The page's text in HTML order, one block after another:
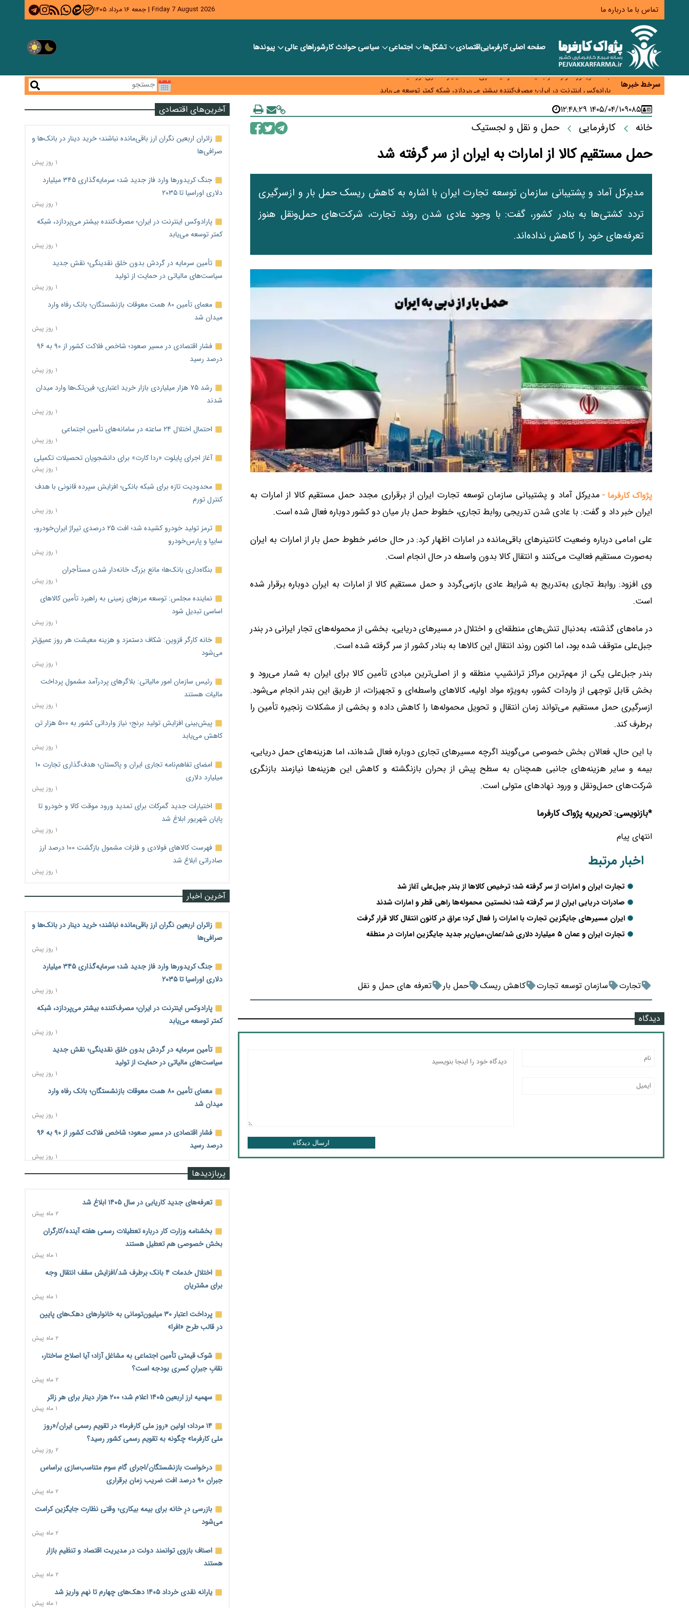
تماس با ما درباره ما Friday 7 August 2026
| جمعه ۱۶ مرداد ۱۴۰۵
صفحه اصلیکارفرماییاقتصادی تشکل‌ها اجتماعی سیاسیحوادث کارشورا‎های عالی پیوندها
سرخط خبرها
زائران اربعین نگران ارز باقی‌مانده نباشند؛ خرید دینار در بانک‌ها و صرافی‌ها
پارادوکس اینترنت در ایران؛ مصرف‌کننده بیشتر می‌پردازد، شبکه کمتر توسعه می‌یابد
معمای تأمین ۸۰ همت معوقات بازنشستگان؛ بانک رفاه وارد میدان شد
۹۰۸۵۱۴۰۵/۰۴/۱۰ ۱۲:۴۸:۲۹
خانه کارفرمایی حمل و نقل و لجستیک
حمل مستقیم کالا از امارات به ایران از سر گرفته شد
مدیرکل آماد و پشتیبانی سازمان توسعه تجارت ایران با اشاره به کاهش ریسک حمل بار و ازسرگیری
تردد کشتی‌ها به بنادر کشور، گفت: با وجود عادی شدن روند تجارت، شرکت‌های حمل‌ونقل هنوز
تعرفه‌های خود را کاهش نداده‌اند.
پژواک کارفرما - مدیرکل آماد و پشتیبانی سازمان توسعه تجارت ایران از برقراری مجدد حمل مستقیم کالا از امارات به
ایران خبر داد و گفت: با عادی شدن تدریجی روابط تجاری، خطوط حمل بار میان دو کشور دوباره فعال شده است.
علی امامی درباره وضعیت کانتینرهای باقی‌مانده در امارات اظهار کرد: در حال حاضر خطوط حمل بار از امارات به ایران
به‌صورت مستقیم فعالیت می‌کنند و انتقال کالا بدون واسطه در حال انجام است.
وی افزود: روابط تجاری به‌تدریج به شرایط عادی بازمی‌گردد و حمل مستقیم کالا از امارات به ایران دوباره برقرار شده
است.
در ماه‌های گذشته، به‌دنبال تنش‌های منطقه‌ای و اختلال در مسیرهای دریایی، بخشی از محموله‌های تجار ایرانی در بندر
جبل‌علی متوقف شده بود، اما اکنون روند انتقال این کالاها به بنادر کشور از سر گرفته شده است.
بندر جبل‌علی یکی از مهم‌ترین مراکز ترانشیپ منطقه و از اصلی‌ترین مبادی تأمین کالا برای ایران به شمار می‌رود و
بخش قابل توجهی از واردات کشور، به‌ویژه مواد اولیه، کالاهای واسطه‌ای و تجهیزات، از طریق این بندر انجام می‌شود.
ازسرگیری حمل مستقیم می‌تواند زمان انتقال و تحویل محموله‌ها را کاهش داده و بخشی از مشکلات زنجیره تأمین را
برطرف کند.
با این حال، فعالان بخش خصوصی می‌گویند اگرچه مسیرهای تجاری دوباره فعال شده‌اند، اما هزینه‌های حمل دریایی،
بیمه و سایر هزینه‌های جانبی همچنان به سطح پیش از بحران بازنگشته و کاهش این هزینه‌ها نیازمند بازنگری
شرکت‌های حمل‌ونقل و ورود نهادهای متولی است.
*بازنویسی: تحریریه پژواک کارفرما
انتهای پیام
اخبار مرتبط
تجارت ایران و امارات از سر گرفته شد؛ ترخیص کالاها از بندر جبل‌علی آغاز شد
صادرات دریایی ایران از سر گرفته شد؛ نخستین محموله‌ها راهی قطر و امارات شدند
ایران مسیرهای جایگزین تجارت با امارات را فعال کرد؛ عراق در کانون انتقال کالا قرار گرفت
تجارت ایران و عمان ۵ میلیارد دلاری شد/عمان،میان‌بر جدید جایگزین امارات در منطقه
تجارت سازمان توسعه تجارت کاهش ریسک حمل بار تعرفه های حمل و نقل
دیدگاه
ارسال دیدگاه
آخرین‌های اقتصادی
زائران اربعین نگران ارز باقی‌مانده نباشند؛ خرید دینار در بانک‌ها و
صرافی‌ها
۱ روز پیش
جنگ کریدورها وارد فاز جدید شد؛ سرمایه‌گذاری ۳۴۵ میلیارد
دلاری اوراسیا تا ۲۰۳۵
۱ روز پیش
پارادوکس اینترنت در ایران؛ مصرف‌کننده بیشتر می‌پردازد، شبکه
کمتر توسعه می‌یابد
۱ روز پیش
تأمین سرمایه در گردش بدون خلق نقدینگی؛ نقش جدید
سیاست‌های مالیاتی در حمایت از تولید
۱ روز پیش
معمای تأمین ۸۰ همت معوقات بازنشستگان؛ بانک رفاه وارد
میدان شد
۱ روز پیش
فشار اقتصادی در مسیر صعود؛ شاخص فلاکت کشور از ۹۰ به ۹۶
درصد رسید
۱ روز پیش
رشد ۷۵ هزار میلیاردی بازار خرید اعتباری؛ فین‌تک‌ها وارد میدان
شدند
۱ روز پیش
احتمال اختلال ۲۴ ساعته در سامانه‌های تأمین اجتماعی
۱ روز پیش
آغاز اجرای پایلوت «ردا کارت» برای دانشجویان تحصیلات تکمیلی
۱ روز پیش
محدودیت تازه برای شبکه بانکی؛ افزایش سپرده قانونی با هدف
کنترل تورم
۱ روز پیش
ترمز تولید خودرو کشیده شد؛ افت ۲۵ درصدی تیراژ ایران‌خودرو،
سایپا و پارس‌خودرو
۱ روز پیش
بنگاه‌داری بانک‌ها؛ مانع بزرگ خانه‌دار شدن مستأجران
۱ روز پیش
نماینده مجلس: توسعه مرزهای زمینی به راهبرد تأمین کالاهای
اساسی تبدیل شود
۱ روز پیش
خانه کارگر قزوین: شکاف دستمزد و هزینه معیشت هر روز عمیق‌تر
می‌شود
۱ روز پیش
رئیس سازمان امور مالیاتی: بلاگرهای پردرآمد مشمول پرداخت
مالیات هستند
۱ روز پیش
پیش‌بینی افزایش تولید برنج؛ نیاز وارداتی کشور به ۵۰۰ هزار تن
کاهش می‌یابد
۱ روز پیش
امضای تفاهم‌نامه تجاری ایران و پاکستان؛ هدف‌گذاری تجارت ۱۰
میلیارد دلاری
۱ روز پیش
اختیارات جدید گمرکات برای تمدید ورود موقت کالا و خودرو تا
پایان شهریور ابلاغ شد
۱ روز پیش
فهرست کالاهای فولادی و فلزات مشمول بازگشت ۱۰۰ درصد ارز
صادراتی ابلاغ شد
۱ روز پیش
آخرین اخبار
زائران اربعین نگران ارز باقی‌مانده نباشند؛ خرید دینار در بانک‌ها و
صرافی‌ها
۱ روز پیش
جنگ کریدورها وارد فاز جدید شد؛ سرمایه‌گذاری ۳۴۵ میلیارد
دلاری اوراسیا تا ۲۰۳۵
۱ روز پیش
پارادوکس اینترنت در ایران؛ مصرف‌کننده بیشتر می‌پردازد، شبکه
کمتر توسعه می‌یابد
۱ روز پیش
تأمین سرمایه در گردش بدون خلق نقدینگی؛ نقش جدید
سیاست‌های مالیاتی در حمایت از تولید
۱ روز پیش
معمای تأمین ۸۰ همت معوقات بازنشستگان؛ بانک رفاه وارد
میدان شد
۱ روز پیش
فشار اقتصادی در مسیر صعود؛ شاخص فلاکت کشور از ۹۰ به ۹۶
درصد رسید
۱ روز پیش
رشد ۷۵ هزار میلیاردی بازار خرید اعتباری؛ فین‌تک‌ها وارد میدان
۱ روز پیش
آغاز اجرای پایلوت «ردا کارت» برای دانشجویان تحصیلات تکمیلی
۱ روز پیش
محدودیت تازه برای شبکه بانکی؛ افزایش سپرده قانونی با هدف
کنترل تورم
۱ روز پیش
ترمز تولید خودرو کشیده شد؛ افت ۲۵ درصدی تیراژ ایران‌خودرو،
سایپا و پارس‌خودرو
۱ روز پیش
بنگاه‌داری بانک‌ها؛ مانع بزرگ خانه‌دار شدن مستأجران
نماینده مجلس: توسعه مرزهای زمینی به راهبرد تأمین کالاهای
اساسی تبدیل شود
۱ روز پیش
خانه کارگر قزوین: شکاف دستمزد و هزینه معیشت هر روز عمیق‌تر
می‌شود
۱ روز پیش
رئیس سازمان امور مالیاتی: بلاگرهای پردرآمد مشمول پرداخت
مالیات هستند
۱ روز پیش
پیش‌بینی افزایش تولید برنج؛ نیاز وارداتی کشور به ۵۰۰ هزار تن
کاهش می‌یابد
۱ روز پیش
میلیارد دلاری
۱ روز پیش
اختیارات جدید گمرکات برای تمدید ورود موقت کالا و خودرو تا
پربازدیدها
تعرفه‌های جدید کاریابی در سال ۱۴۰۵ ابلاغ شد
۲ ماه پیش
بخشنامه وزارت کار درباره تعطیلات رسمی هفته آینده/کارگران
بخش خصوصی هم تعطیل هستند
۱ ماه پیش
اختلال خدمات ۴ بانک برطرف شد/افزایش سقف انتقال وجه
برای مشتریان
۱ ماه پیش
پرداخت اعتبار ۳۰ میلیون‌تومانی به خانوارهای دهک‌های پایین
در قالب طرح «افرا»
۲ ماه پیش
شوک قیمتی تأمین اجتماعی به مشاغل آزاد؛ آیا اصلاح ساختار،
نقابِ جبرانِ کسری بودجه است؟
۲ ماه پیش
سهمیه ارز اربعین ۱۴۰۵ اعلام شد؛ ۲۰۰ هزار دینار برای هر زائر
۱ ماه پیش
۱۴ مرداد؛ اولین «روز ملی کارفرما» در تقویم رسمی ایران/«روز
ملی کارفرما» چگونه به تقویم رسمی کشور رسید؟
۲ روز پیش
درخواست بازنشستگان/اجرای گام سوم متناسب‌سازی براساس
جبران ۹۰ درصد افت ضریب زمان برقراری
۲ ماه پیش
بازرسی درِ خانه برای بیمه بیکاری؛ وقتی نظارت جایگزین کرامت
می‌شود
۲ ماه پیش
اصناف بازوی توانمند دولت در مدیریت اقتصاد و تنظیم بازار
هستند
۲ ماه پیش
یارانه نقدی خرداد ۱۴۰۵ دهک‌های چهارم تا نهم واریز شد
۱ ماه پیش